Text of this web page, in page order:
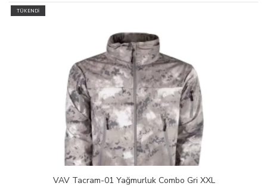
TÜKENDİ
VAV Tacram-01 Yağmurluk Combo Gri XXL